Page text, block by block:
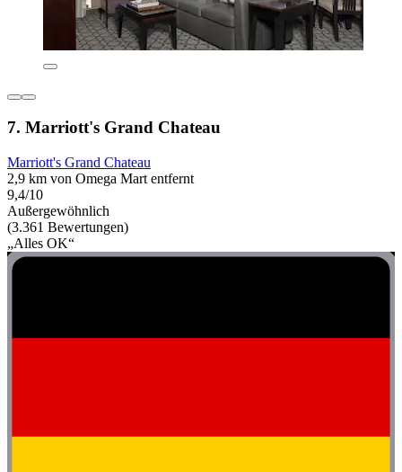
7. Marriott's Grand Chateau
Marriott's Grand Chateau
2,9 km von Omega Mart entfernt
9,4/10
Außergewöhnlich
(3.361 Bewertungen)
„Alles OK“